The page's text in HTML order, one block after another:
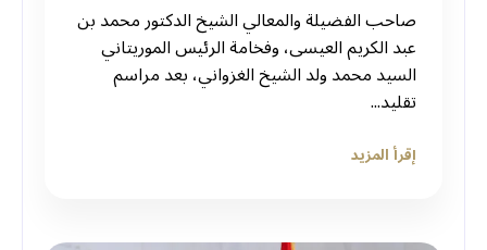
صاحب الفضيلة والمعالي الشيخ الدكتور محمد بن
عبد الكريم العيسى، وفخامة الرئيس الموريتاني
السيد محمد ولد الشيخ الغزواني، بعد مراسم
تقليد...
إقرأ المزيد